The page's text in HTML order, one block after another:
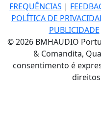
FREQUÊNCIAS |
POLÍTICA DE
PUBLICIDADE
© 2026 BMHAUDIO
& Comandita,
consentimento é